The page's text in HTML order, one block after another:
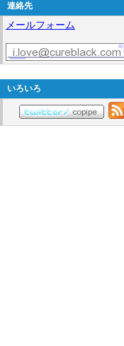
連絡先
メールフォーム
いろいろ